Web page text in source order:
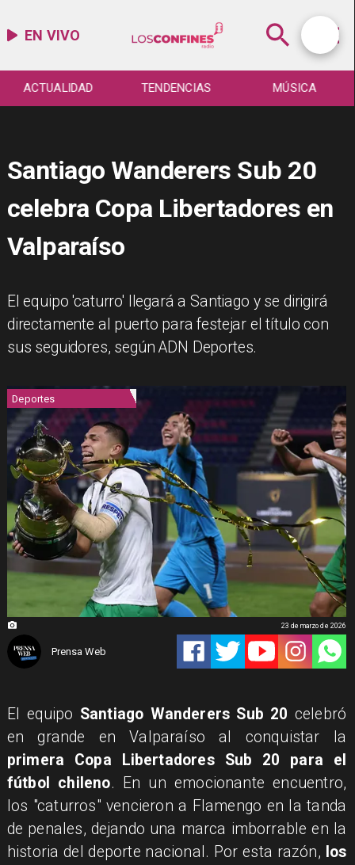
EN VIVO
ACTUALIDAD TENDENCIAS MÚSICA
Santiago Wanderers Sub 20
celebra Copa Libertadores en
Valparaíso
El equipo 'caturro' llegará a Santiago y se dirigirá
directamente al puerto para festejar el título con
sus seguidores, según ADN Deportes.
Deportes
Prensa Web
23 de marzo de 2026
El equipo Santiago Wanderers Sub 20 celebró
en grande en Valparaíso al conquistar la
primera Copa Libertadores Sub 20 para el
fútbol chileno. En un emocionante encuentro,
los "caturros" vencieron a Flamengo en la tanda
de penales, dejando una marca imborrable en la
historia del deporte nacional. Por esta razón, los